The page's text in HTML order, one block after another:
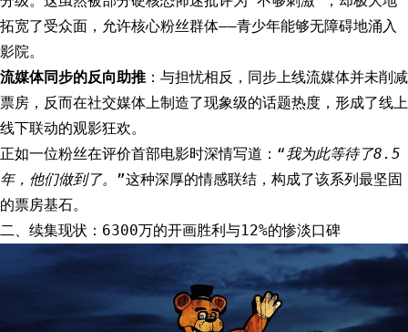
拓宽了受众面，允许核心粉丝群体——青少年能够无障碍地涌入
影院。
流媒体同步的反向助推 ：与担忧相反，同步上线流媒体并未削减
票房，反而在社交媒体上制造了现象级的话题热度，形成了线上
线下联动的观影狂欢。
正如一位粉丝在评价首部电影时深情写道：“我为此等待了8.5
年，他们做到了。 ”这种深厚的情感联结，构成了该系列最坚固
的票房基石。
二、续集现状：6300万的开画胜利与12%的惨淡口碑